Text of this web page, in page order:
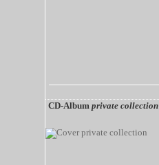
CD-Album private collection